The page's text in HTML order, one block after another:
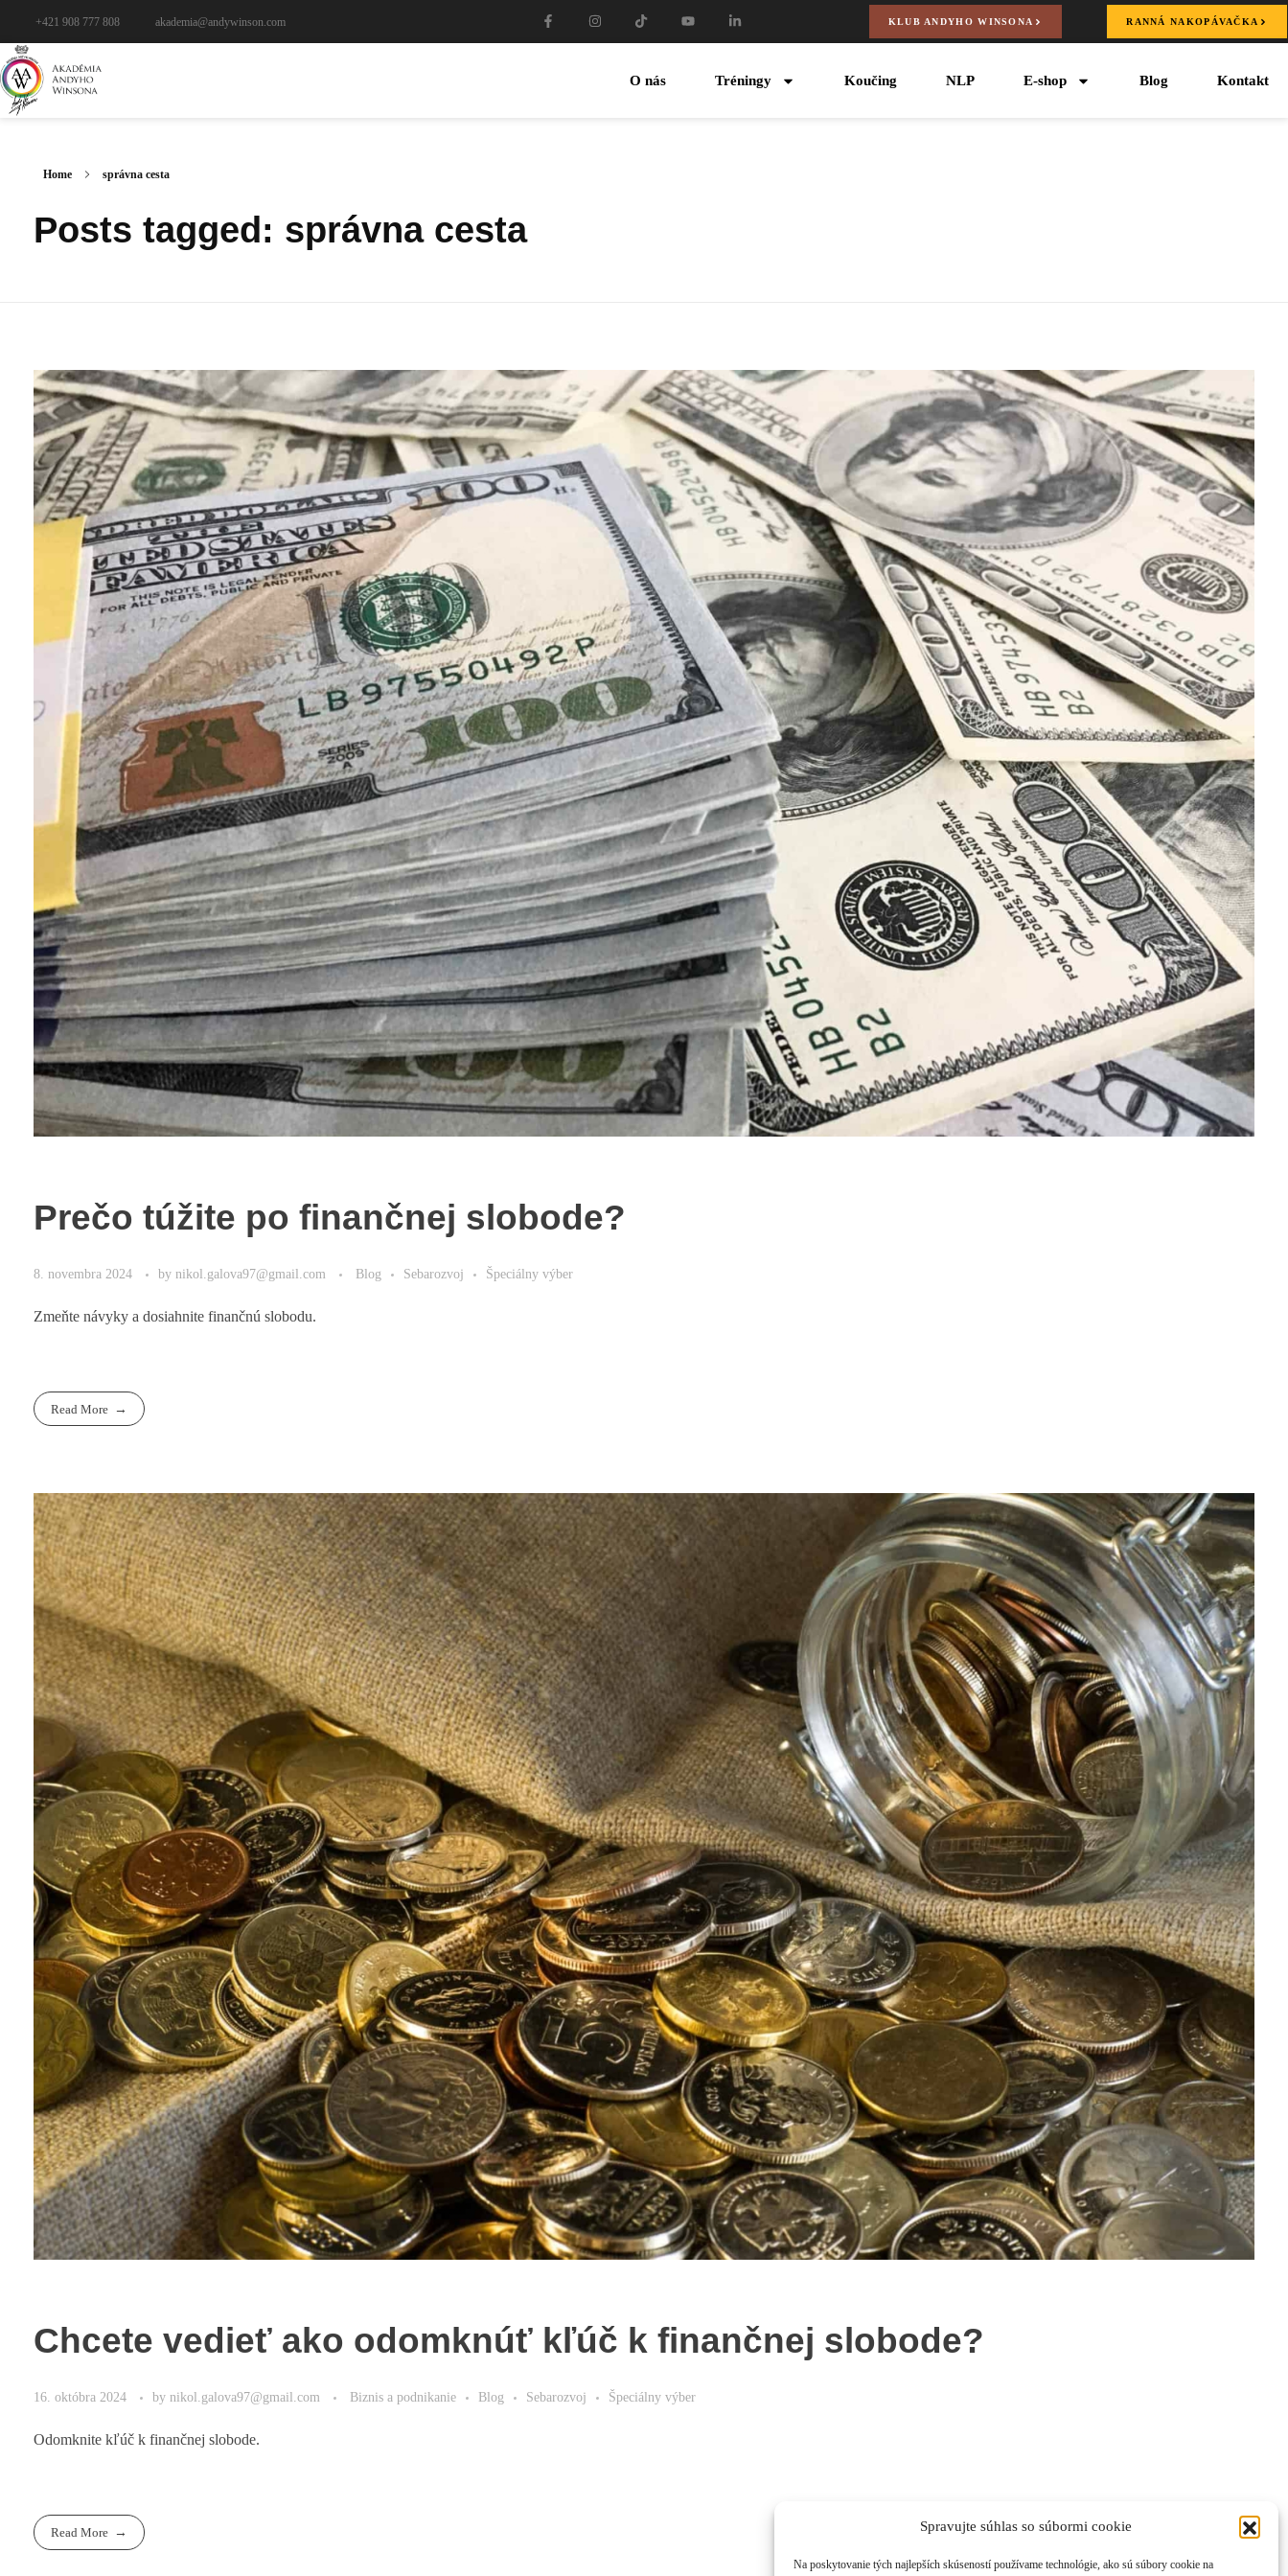
Spravujte súhlas so súbormi cookie
Na poskytovanie tých najlepších skúseností používame technológie, ako sú súbory cookie na
+421 908 777 808 akademia@andywinson.com KLUB ANDYHO WINSONA RANNÁ NAKOPÁVAČKA
O nás Tréningy Koučing NLP E-shop Blog Kontakt
Home správna cesta
Posts tagged: správna cesta
Prečo túžite po finančnej slobode?
8. novembra 2024 by nikol.galova97@gmail.com Blog Sebarozvoj Špeciálny výber
Zmeňte návyky a dosiahnite finančnú slobodu.
Read More
Chcete vedieť ako odomknúť kľúč k finančnej slobode?
16. októbra 2024 by nikol.galova97@gmail.com Biznis a podnikanie Blog Sebarozvoj Špeciálny výber
Odomknite kľúč k finančnej slobode.
Read More